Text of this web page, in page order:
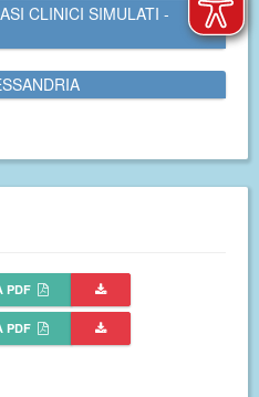
CLINICI SIMULATI -
PDF
PDF